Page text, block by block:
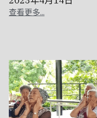
查看更多...